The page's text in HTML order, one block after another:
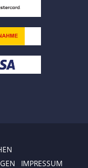
IMPRESSUM